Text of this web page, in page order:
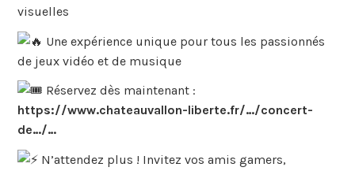
visuelles
Une expérience unique pour tous les passionnés
de jeux vidéo et de musique
Réservez dès maintenant :
https://www.chateauvallon-liberte.fr/…/concert-
de…/…
N’attendez plus ! Invitez vos amis gamers,